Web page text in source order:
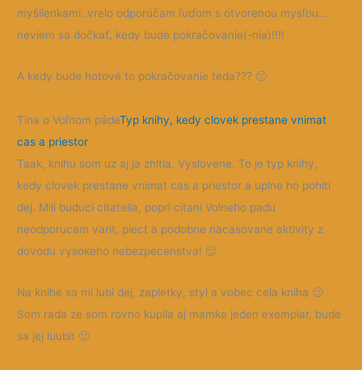
myšlienkami..vrelo odporúčam ľuďom s otvorenou mysľou…
neviem sa dočkať, kedy bude pokračovanie(-nia)!!!!
A kedy bude hotové to pokračovanie teda??? 🙂
Tina o Voľnom pádeTyp knihy, kedy clovek prestane vnimat
cas a priestor
Taak, knihu som uz aj ja zhltla. Vyslovene. To je typ knihy,
kedy clovek prestane vnimat cas a priestor a uplne ho pohlti
dej. Mili buduci citatelia, popri citani Volneho padu
neodporucam varit, piect a podobne nacasovane aktivity z
dovodu vysokeho nebezpecenstva! 🙂
Na knihe sa mi lubi dej, zapletky, styl a vobec cela kniha 🙂 .
Som rada ze som rovno kupila aj mamke jeden exemplar, bude
sa jej luubit 🙂